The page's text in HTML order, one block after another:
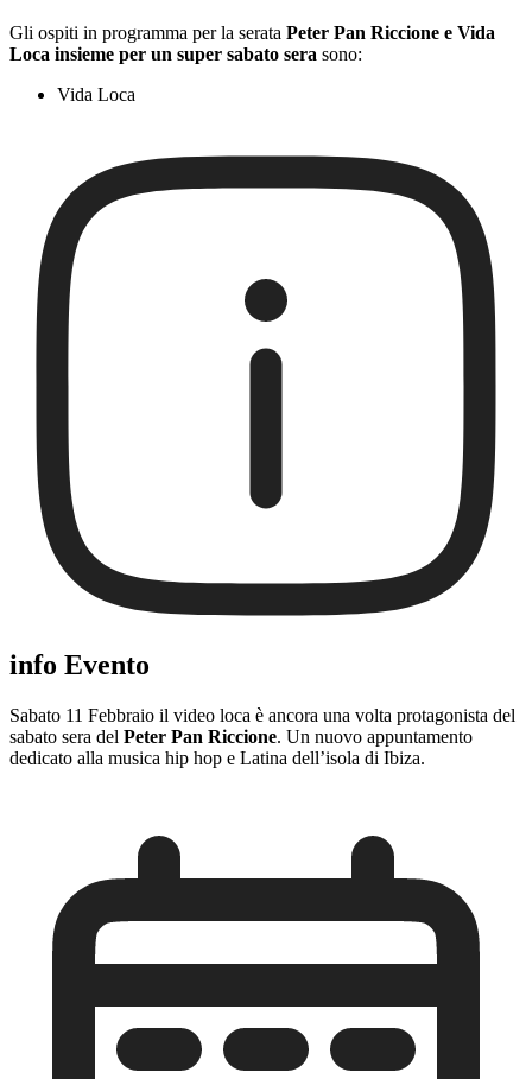
Gli ospiti in programma per la serata Peter Pan Riccione e Vida
Loca insieme per un super sabato sera sono:
Vida Loca
info Evento
Sabato 11 Febbraio il video loca è ancora una volta protagonista del
sabato sera del Peter Pan Riccione. Un nuovo appuntamento
dedicato alla musica hip hop e Latina dell’isola di Ibiza.